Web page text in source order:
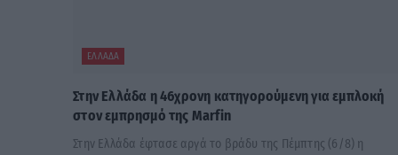
ΕΛΛΆΔΑ
Στην Ελλάδα η 46χρονη κατηγορούμενη για εμπλοκή
στον εμπρησμό της Marfin
Στην Ελλάδα έφτασε αργά το βράδυ της Πέμπτης (6/8) η